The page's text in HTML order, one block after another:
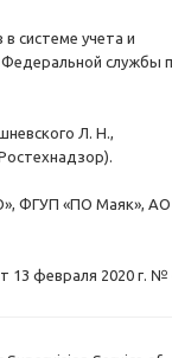
системе учета и
службы
Л. Н.,
ФГУП «ПО Маяк», АО
13 февраля 2020 г. №